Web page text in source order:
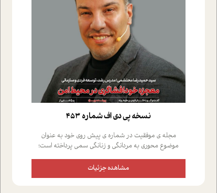
نسخه پي دي اف شماره 453
مجله ی موفقیت در شماره ی پیش روی خود به عنوان
موضوع محوری به مردانگی و زنانگی سمی پرداخته است؛
علیخواه، جامعه شناس در بخش های مختلف تلاش کرده ایم
از دریچه های گوناگون به این موضوع مهم بپردازیم.فصل
مشاهده جزئیات